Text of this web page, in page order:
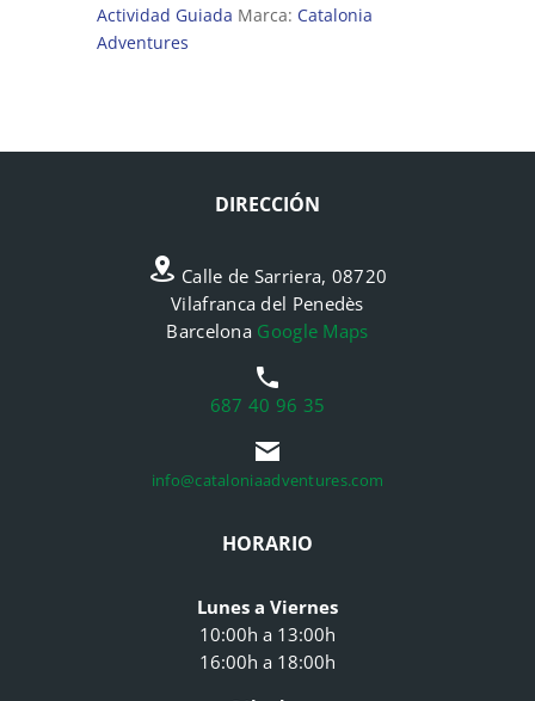
Actividad Guiada Marca: Catalonia
Adventures
DIRECCIÓN
Calle de Sarriera, 08720
Vilafranca del Penedès
Barcelona Google Maps
687 40 96 35
info@cataloniaadventures.com
HORARIO
Lunes a Viernes
10:00h a 13:00h
16:00h a 18:00h